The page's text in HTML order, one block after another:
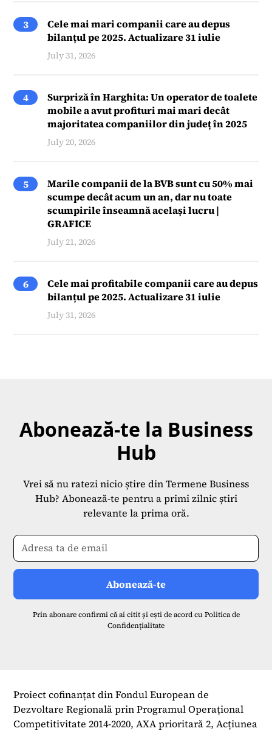
3
Cele mai mari companii care au depus
bilanțul pe 2025. Actualizare 31 iulie
July 31, 2026
4
Surpriză în Harghita: Un operator de toalete
mobile a avut profituri mai mari decât
majoritatea companiilor din județ în 2025
July 20, 2026
5
Marile companii de la BVB sunt cu 50% mai
scumpe decât acum un an, dar nu toate
scumpirile înseamnă același lucru |
GRAFICE
July 21, 2026
6
Cele mai profitabile companii care au depus
bilanțul pe 2025. Actualizare 31 iulie
July 31, 2026
Abonează-te la Business
Hub
Vrei să nu ratezi nicio știre din Termene Business
Hub? Abonează-te pentru a primi zilnic știri
relevante la prima oră.
Prin abonare confirmi că ai citit și ești de acord cu Politica de
Confidențialitate
Proiect cofinanțat din Fondul European de
Dezvoltare Regională prin Programul Operațional
Competitivitate 2014-2020, AXA prioritară 2, Acțiunea